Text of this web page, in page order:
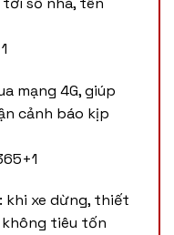
mạng 4G, giúp
cảnh báo kịp
+1
khi xe dừng, thiết
tiêu tốn